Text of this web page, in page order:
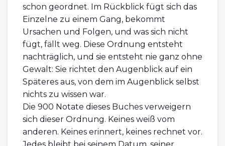
schon geordnet. Im Rückblick fügt sich das
Einzelne zu einem Gang, bekommt
Ursachen und Folgen, und was sich nicht
fügt, fällt weg. Diese Ordnung entsteht
nachträglich, und sie entsteht nie ganz ohne
Gewalt: Sie richtet den Augenblick auf ein
Späteres aus, von dem im Augenblick selbst
nichts zu wissen war.
Die 900 Notate dieses Buches verweigern
sich dieser Ordnung. Keines weiß vom
anderen. Keines erinnert, keines rechnet vor.
Jedes bleibt bei seinem Datum, seiner